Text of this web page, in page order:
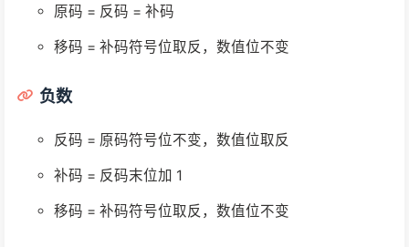
原码 = 反码 = 补码
移码 = 补码符号位取反，数值位不变
负数
反码 = 原码符号位不变，数值位取反
补码 = 反码末位加 1
移码 = 补码符号位取反，数值位不变